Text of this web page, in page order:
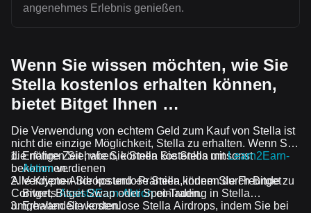
angenehmes Erlebnis genießen.
Wenn Sie wissen möchten, wie Sie
Stella kostenlos erhalten können,
bietet Bitget Ihnen …
Die Verwendung von echtem Geld zum Kauf von Stella ist
nicht die einzige Möglichkeit, Stella zu erhalten. Wenn Sie
die nötige Zeit haben, können Sie Stella umsonst
bekommen.
Erfahren Sie, wie Sie Stella kostenlos mitLearn2Earn-
Aktionverdienen
Verdienen Sie kostenlose Stella, indem Sie Freunde zu
BitgetsAssist2Earn-Aktioneinladen.
Erhalten Sie kostenlose Stella Airdrops, indem Sie bei
Alle Krypto-Airdrops und -Prämien können durch Bitget
Convert, Bitget Swap oder Spot-Trading in Stella
umgewandelt werden.